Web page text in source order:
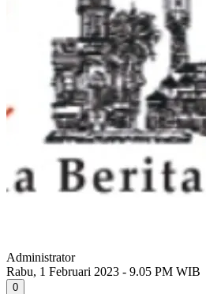
Administrator
Rabu, 1 Februari 2023 - 9.05 PM WIB
0